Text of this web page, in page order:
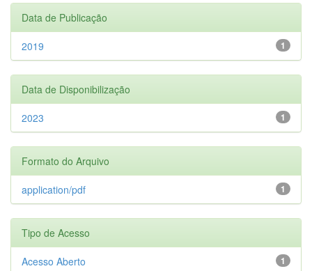
Data de Publicação
1
2019
Data de Disponibilização
1
2023
Formato do Arquivo
1
application/pdf
Tipo de Acesso
1
Acesso Aberto